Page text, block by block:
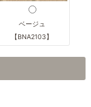
ベージュ
【BNA2103】